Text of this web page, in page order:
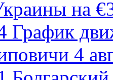
на
График
4